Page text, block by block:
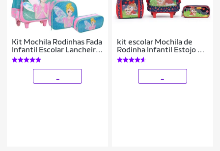
Kit Mochila Rodinhas Fada
Infantil Escolar Lancheira
Estojo Rosa
kit escolar Mochila de
Rodinha Infantil Estojo e
Lancheira Térmica